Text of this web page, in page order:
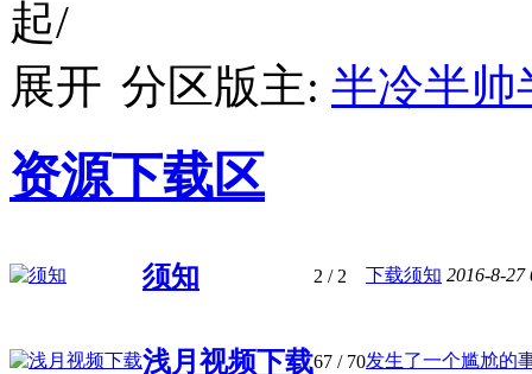
分区版主: 半冷半帅
资源下载区
须知 2 / 2 下载须知 2016-8-
浅月视频下载67 / 70发生了一个尴尬的